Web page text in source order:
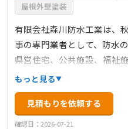
屋根外壁塗装
有限会社森川防水工業は、
事の専門業者として、防水
県営住宅、公共施設、福祉
注工事、地元建設会社から
す。1級防水施工技能士が多
ら最先端技術の超速硬化ス
築防水、土木防水、特殊作
もっと見る
見積もりを依頼する
確認日：2026-07-21